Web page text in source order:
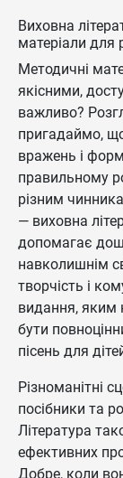
Виховна
матеріали для
Методичні
якісними,
важливо?
пригадаймо,
вражень і
правильному
різним
— виховна
допомагає
навколишнім
творчість і
видання, яким
бути
пісень для
Різноманітні
посібники та
Література
ефективних
Добре, коли